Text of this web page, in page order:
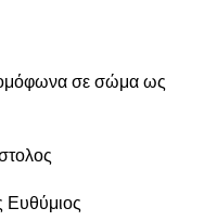
σε σώμα ως
Ευθύμιος